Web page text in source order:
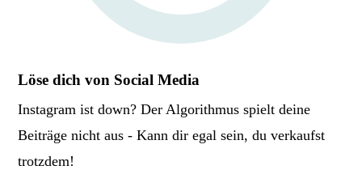
Löse dich von Social Media
Instagram ist down? Der Algorithmus spielt deine
Beiträge nicht aus - Kann dir egal sein, du verkaufst
trotzdem!